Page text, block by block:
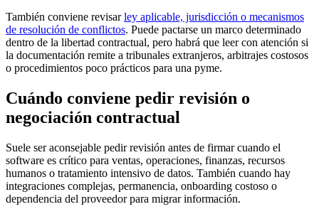
También conviene revisarley aplicable, jurisdicción o mecanismos
de resolución de conflictos. Puede pactarse un marco determinado
dentro de la libertad contractual, pero habrá que leer con atención si
la documentación remite a tribunales extranjeros, arbitrajes costosos
o procedimientos poco prácticos para una pyme.
Cuándo conviene pedir revisión o
negociación contractual
Suele ser aconsejable pedir revisión antes de firmar cuando el
software es crítico para ventas, operaciones, finanzas, recursos
humanos o tratamiento intensivo de datos. También cuando hay
integraciones complejas, permanencia, onboarding costoso o
dependencia del proveedor para migrar información.